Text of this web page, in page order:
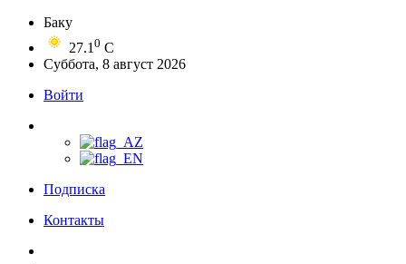
Баку
27.1 0 C
Суббота, 8 август 2026
Войти
Подписка
Контакты